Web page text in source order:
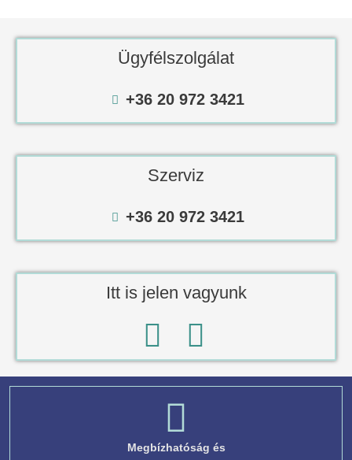
Ügyfélszolgálat
+36 20 972 3421
Szerviz
+36 20 972 3421
Itt is jelen vagyunk
Megbízhatóság és